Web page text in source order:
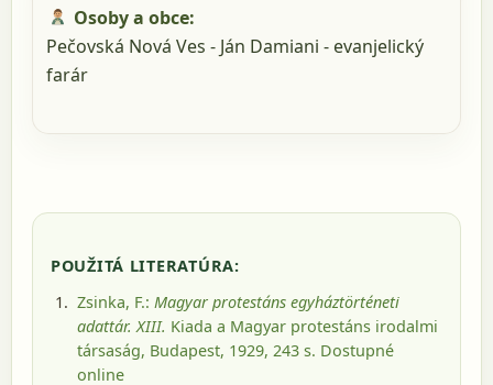
Osoby a obce:
Pečovská Nová Ves - Ján Damiani - evanjelický
farár
POUŽITÁ LITERATÚRA:
Zsinka, F.: Magyar protestáns egyháztörténeti
adattár. XIII. Kiada a Magyar protestáns irodalmi
társaság, Budapest, 1929, 243 s. Dostupné
online